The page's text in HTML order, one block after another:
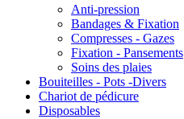
Anti-pression
Bandages & Fixation
Compresses - Gazes
Fixation - Pansements
Soins des plaies
Bouiteilles - Pots -Divers
Chariot de pédicure
Disposables